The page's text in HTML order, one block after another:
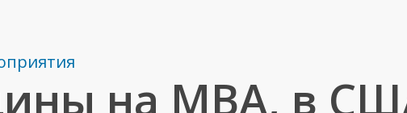
на МВА, в